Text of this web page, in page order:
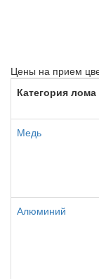
Цены на прием
Категория лома
Медь
Алюминий